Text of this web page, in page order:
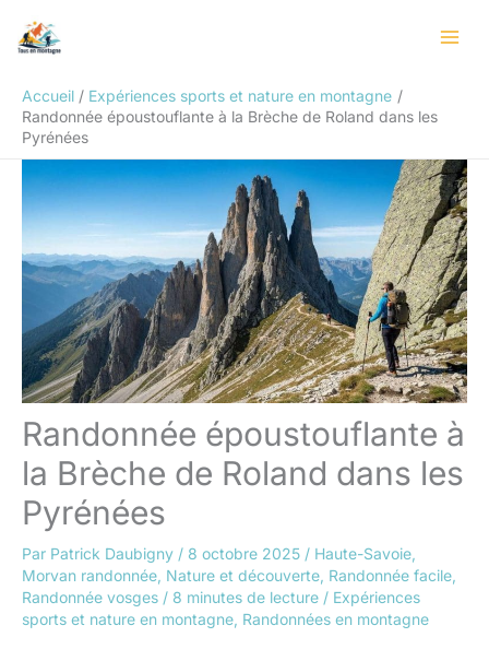
Accueil
Expériences sports et nature en montagne
Randonnée époustouflante à la Brèche de Roland dans les
Pyrénées
Randonnée époustouflante à
la Brèche de Roland dans les
Pyrénées
Par Patrick Daubigny / 8 octobre 2025 / Haute-Savoie
Morvan randonnée Nature et découverte Randonnée facile
Randonnée vosges / 8 minutes de lecture / Expériences
sports et nature en montagne Randonnées en montagne